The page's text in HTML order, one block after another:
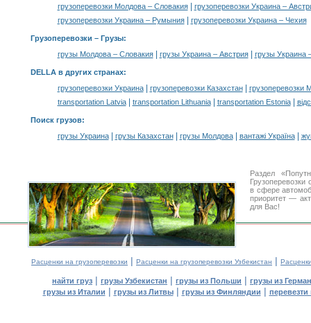
грузоперевозки Молдова – Словакия|
грузоперевозки Украина –
грузоперевозки Украина – Румыния| грузоперевозки Украина – Чехия
Грузоперевозки – Грузы:
грузы Молдова – Словакия| грузы Украина – Австрия| грузы Украина
DELLA в других странах:
грузоперевозки Украина| грузоперевозки Казахстан|
грузоперевозки
transportation Latvia| transportation Lithuania| transportation Estonia|
Поиск грузов:
грузы Украина| грузы Казахстан| грузы Молдова| вантажі Україна|
Раздел
в сфере
приоритет —
для Вас!
Расценки на грузоперевозки | Расценки на грузоперевозки Узбекистан |
найти груз | грузы Узбекистан | грузы из Польши | грузы из
грузы из Италии | грузы из Литвы| грузы из Финляндии | перевезти